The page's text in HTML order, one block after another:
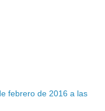
febrero de 2016 a las